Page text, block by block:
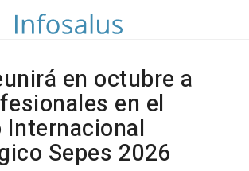
en octubre a
en el
Internacional
Sepes 2026